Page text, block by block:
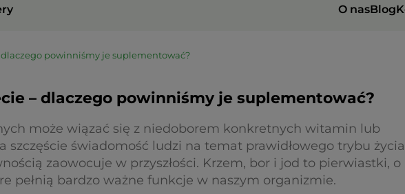
O nasBlog
powinniśmy je suplementować?
– dlaczego powinniśmy je suplementować?
może wiązać się z niedoborem konkretnych witamin lub
szczęście świadomość ludzi na temat prawidłowego trybu
zaowocuje w przyszłości. Krzem, bor i jod to pierwiastki, o
pełnią bardzo ważne funkcje w naszym organizmie.